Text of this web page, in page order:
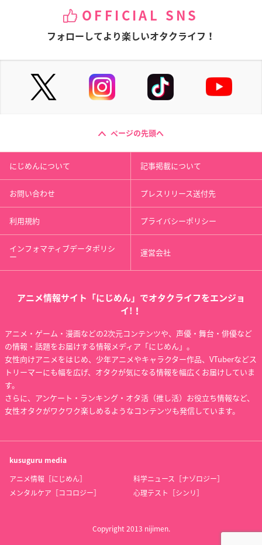
OFFICIAL SNS
フォローしてより楽しいオタクライフ！
ページの先頭へ
にじめんについて 記事掲載について
お問い合わせ プレスリリース送付先
利用規約 プライバシーポリシー
インフォマティブデータポリシ
ー 運営会社
アニメ情報サイト「にじめん」でオタクライフをエンジョ
イ!！
アニメ・ゲーム・漫画などの2次元コンテンツや、声優・舞台・俳優など
の情報・話題をお届けする情報メディア「にじめん」。
女性向けアニメをはじめ、少年アニメやキャラクター作品、VTuberなどス
トリーマーにも幅を広げ、オタクが気になる情報を幅広くお届けしていま
す。
さらに、アンケート・ランキング・オタ活（推し活）お役立ち情報など、
女性オタクがワクワク楽しめるようなコンテンツも発信しています。
kusuguru media
アニメ情報［にじめん］
科学ニュース［ナゾロジー］
メンタルケア［ココロジー］
心理テスト［シンリ］
Copyright 2013 nijimen.